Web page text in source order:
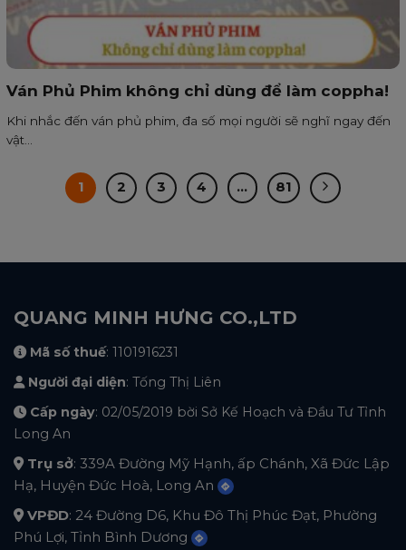
Ván Phủ Phim không chỉ dùng để làm coppha!
Khi nhắc đến ván phủ phim, đa số mọi người sẽ nghĩ ngay đến
vật...
1 2 3 4 … 81
QUANG MINH HƯNG CO.,LTD
Mã số thuế: 1101916231
Người đại diện: Tống Thị Liên
Cấp ngày: 02/05/2019 bời Sở Kế Hoạch và Đầu Tư Tỉnh
Long An
Trụ sở: 339A Đường Mỹ Hạnh, ấp Chánh, Xã Đức Lập
Hạ, Huyện Đức Hoà, Long An
VPĐD: 24 Đường D6, Khu Đô Thị Phúc Đạt, Phường
Phú Lợi, Tỉnh Bình Dương